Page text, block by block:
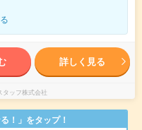
詳しく見る
ッフ株式会社
！」をタップ！